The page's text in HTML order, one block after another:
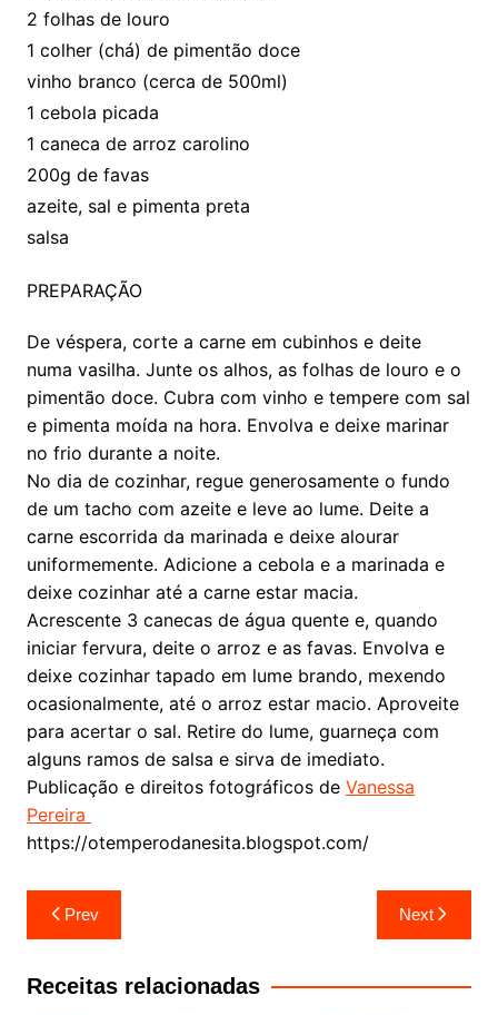
2 folhas de louro
1 colher (chá) de pimentão doce
vinho branco (cerca de 500ml)
1 cebola picada
1 caneca de arroz carolino
200g de favas
azeite, sal e pimenta preta
salsa
PREPARAÇÃO
De véspera, corte a carne em cubinhos e deite
numa vasilha. Junte os alhos, as folhas de louro e o
pimentão doce. Cubra com vinho e tempere com sal
e pimenta moída na hora. Envolva e deixe marinar
no frio durante a noite.
No dia de cozinhar, regue generosamente o fundo
de um tacho com azeite e leve ao lume. Deite a
carne escorrida da marinada e deixe alourar
uniformemente. Adicione a cebola e a marinada e
deixe cozinhar até a carne estar macia.
Acrescente 3 canecas de água quente e, quando
iniciar fervura, deite o arroz e as favas. Envolva e
deixe cozinhar tapado em lume brando, mexendo
ocasionalmente, até o arroz estar macio. Aproveite
para acertar o sal. Retire do lume, guarneça com
alguns ramos de salsa e sirva de imediato.
Publicação e direitos fotográficos de Vanessa
Pereira
https://otemperodanesita.blogspot.com/
Navegação
de
artigos
Prev Next
Receitas relacionadas